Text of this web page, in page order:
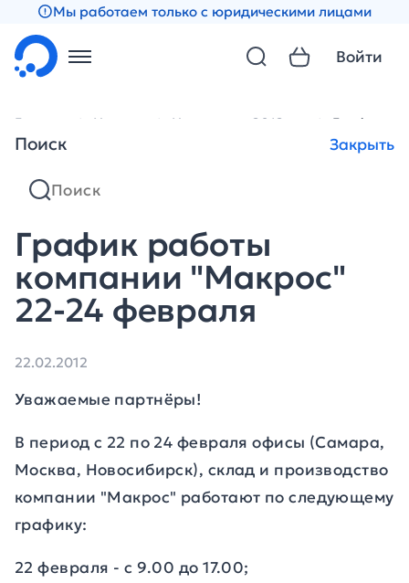
Мы работаем только с юридическими лицами
Поиск Закрыть
Войти
Главная Новости Новости за 2012 год График
График работы
компании "Макрос"
22-24 февраля
22.02.2012
Уважаемые партнёры!
В период с 22 по 24 февраля офисы (Самара,
Москва, Новосибирск), склад и производство
компании "Макрос" работают по следующему
графику:
22 февраля - с 9.00 до 17.00;